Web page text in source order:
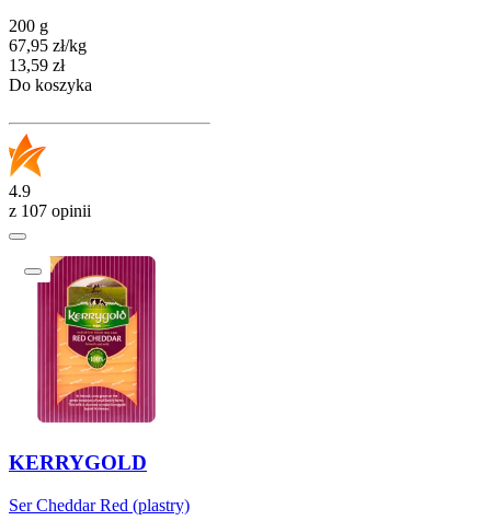
200 g
67,95 zł/kg
Cena
13,59 zł
Do koszyka
4.9
z 107 opinii
KERRYGOLD
Ser Cheddar Red (plastry)